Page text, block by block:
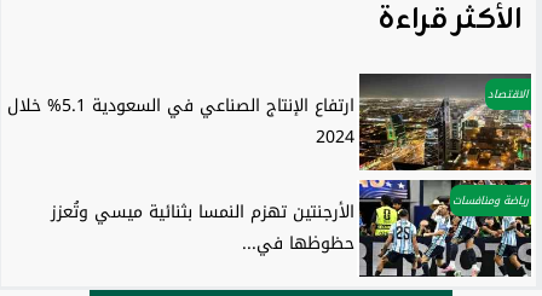
الأكثر قراءة
الاقتصاد
ارتفاع الإنتاج الصناعي في السعودية 5.1% خلال
2024
رياضة ومنافسات
الأرجنتين تهزم النمسا بثنائية ميسي وتُعزز
حظوظها في...